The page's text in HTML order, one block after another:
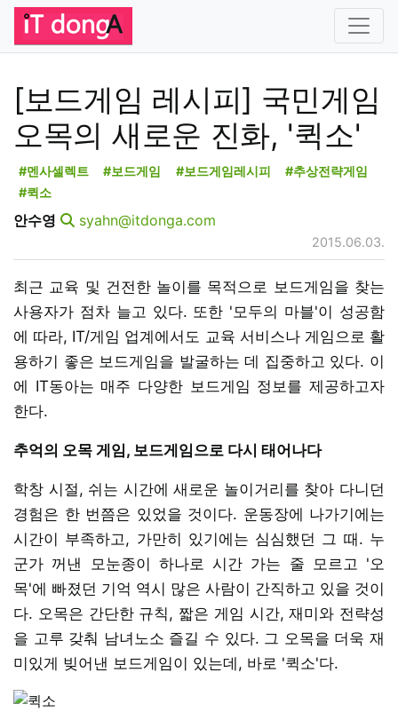
[보드게임 레시피] 국민게임
오목의 새로운 진화, '퀵소'
#멘사셀렉트 #보드게임 #보드게임레시피
#추상전략게임
#퀵소
안수영 syahn@itdonga.com
2015.06.03.
최근 교육 및 건전한 놀이를 목적으로 보드게임을 찾는
사용자가 점차 늘고 있다. 또한 '모두의 마블'이 성공함
에 따라, IT/게임 업계에서도 교육 서비스나 게임으로 활
용하기 좋은 보드게임을 발굴하는 데 집중하고 있다. 이
에 IT동아는 매주 다양한 보드게임 정보를 제공하고자
한다.
추억의 오목 게임, 보드게임으로 다시 태어나다
학창 시절, 쉬는 시간에 새로운 놀이거리를 찾아 다니던
경험은 한 번쯤은 있었을 것이다. 운동장에 나가기에는
시간이 부족하고, 가만히 있기에는 심심했던 그 때. 누
군가 꺼낸 모눈종이 하나로 시간 가는 줄 모르고 '오
목'에 빠졌던 기억 역시 많은 사람이 간직하고 있을 것이
다. 오목은 간단한 규칙, 짧은 게임 시간, 재미와 전략성
을 고루 갖춰 남녀노소 즐길 수 있다. 그 오목을 더욱 재
미있게 빚어낸 보드게임이 있는데, 바로 '퀵소'다.